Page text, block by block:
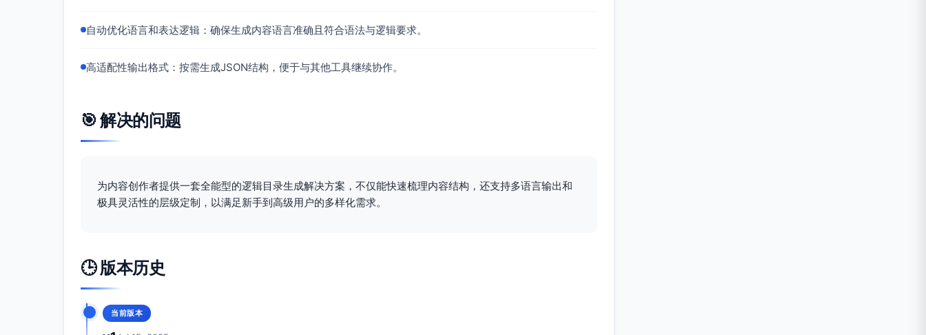
自动优化语言和表达逻辑：确保生成内容语言准确且符合语法与逻辑要求。
高适配性输出格式：按需生成JSON结构，便于与其他工具继续协作。
🎯 解决的问题
为内容创作者提供一套全能型的逻辑目录生成解决方案，不仅能快速梳理内容结构，还支持多语言输出和
极具灵活性的层级定制，以满足新手到高级用户的多样化需求。
🕒 版本历史
当前版本